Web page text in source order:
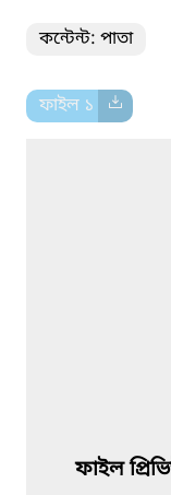
কন্টেন্ট: পাতা
ফাইল ১
ফাইল